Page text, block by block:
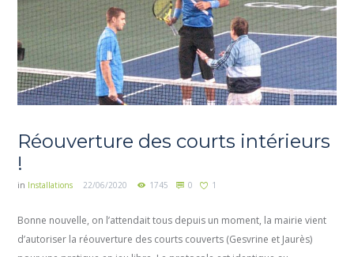
Réouverture des courts intérieurs
!
in Installations 22/06/2020 1745 0 1
Bonne nouvelle, on l’attendait tous depuis un moment, la mairie vient
d’autoriser la réouverture des courts couverts (Gesvrine et Jaurès)